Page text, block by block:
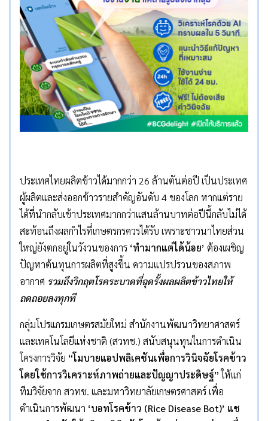
ประเทศไทยผลิตข้าวได้มากกว่า 26 ล้านตันต่อปี เป็นประเทศ
ผู้ผลิตและส่งออกข้าวรายสำคัญอันดับ 4 ของโลก หากแต่ราย
ได้ที่นำกลับเข้าประเทศมากกว่าแสนล้านบาทต่อปีนี้กลับไม่ได้
สะท้อนถึงผลกำไรที่เกษตรกรควรได้รับ เพราะชาวนาไทยส่วน
ใหญ่ยังตกอยู่ในวังวนของการ ‘ทำมากแต่ได้น้อย’ ต้องเผชิญ
ปัญหาต้นทุนการผลิตที่สูงขึ้น ความแปรปรวนของสภาพ
อากาศ รวมถึงวิกฤตโรคระบาดที่ฉุดรั้งผลผลิตข้าวไทยให้
ถดถอยลงทุกที
กลุ่มโปรแกรมเกษตรสมัยใหม่ สำนักงานพัฒนาวิทยาศาสตร์
และเทคโนโลยีแห่งชาติ (สวทช.) สนับสนุนทุนในการดำเนิน
โครงการวิจัย “โมบายแอปพลิเคชันเพื่อการวินิจฉัยโรคข้าว
โดยใช้การวิเคราะห์ภาพถ่ายและปัญญาประดิษฐ์”ให้แก่
ทีมวิจัยจาก สวทช. และมหาวิทยาลัยเกษตรศาสตร์ เพื่อ
ดำเนินการพัฒนา ‘บอทโรคข้าว (Rice Disease Bot)’ แช